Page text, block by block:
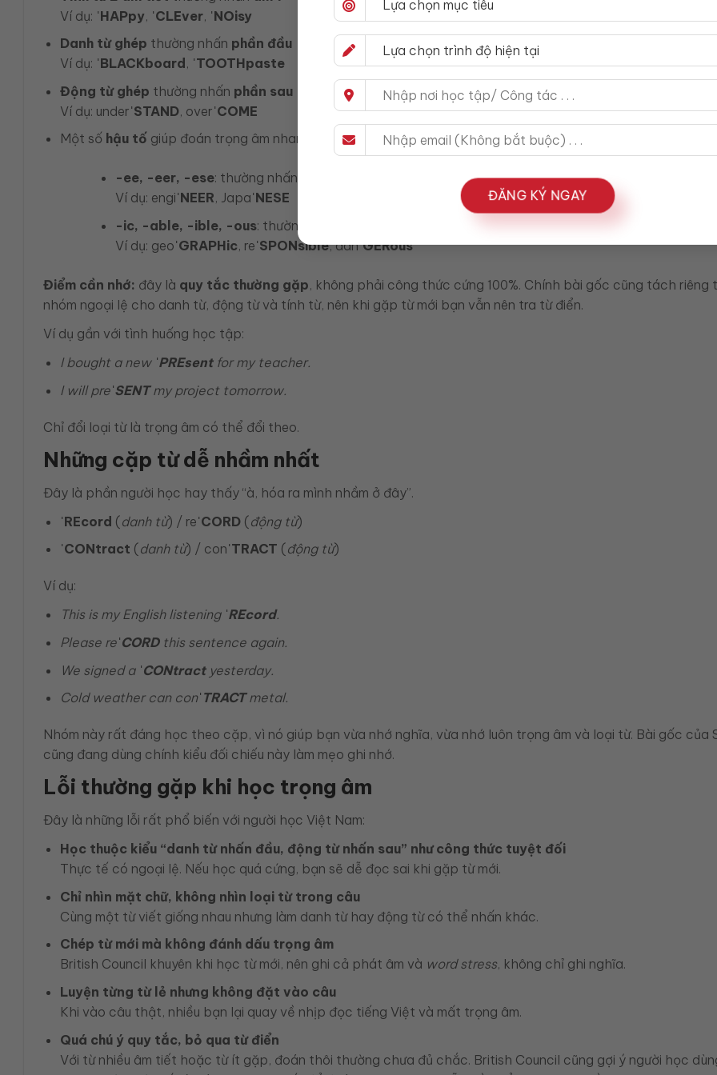
ĐĂNG KÝ NGAY
Ví dụ: ˈHAPpy, ˈCLEver, ˈNOisy
Danh từ ghép thường nhấn phần đầu
Ví dụ: ˈBLACKboard , ˈTOOTHpaste
Động từ ghép thường nhấn phần sau
Ví dụ: underˈSTAND, overˈCOME
Một số hậu tố giúp đoán trọng âm nhanh:
-ee, -eer, -ese: thường nhấn ngay ở phần hậu tố
Ví dụ: engiˈNEER, JapaˈNESE
-ic, -able, -ible, -ous: thường nhấn
Ví dụ: geoˈGRAPHic, reˈSPONsible, danˈGERous
Điểm cần nhớ: đây là quy tắc thường gặp, không phải công thức cứng 100%. Chính bài gốc cũng tách riêng
nhóm ngoại lệ cho danh từ, động từ và tính từ, nên khi gặp từ mới bạn vẫn nên tra từ điển.
Ví dụ gần với tình huống học tập:
I bought a new ˈPREsentfor my teacher.
I will preˈSENTmy project tomorrow.
Chỉ đổi loại từ là trọng âm có thể đổi theo.
Những cặp từ dễ nhầm nhất
Đây là phần người học hay thấy “à, hóa ra mình nhầm ở đây”.
ˈREcord (danh từ) / reˈCORD(động từ)
ˈCONtract (danh từ) / conˈTRACT (động từ)
Ví dụ:
This is my English listening ˈREcord.
Please reˈCORDthis sentence again.
We signed a ˈCONtractyesterday.
Cold weather can conˈTRACTmetal.
Nhóm này rất đáng học theo cặp, vì nó giúp bạn vừa nhớ nghĩa, vừa nhớ luôn trọng âm và loại từ. Bài gốc của
cũng đang dùng chính kiểu đối chiếu này làm mẹo ghi nhớ.
Lỗi thường gặp khi học trọng âm
Đây là những lỗi rất phổ biến với người học Việt Nam:
Học thuộc kiểu “danh từ nhấn đầu, động từ nhấn sau” như công thức tuyệt đối
Thực tế có ngoại lệ. Nếu học quá cứng, bạn sẽ dễ đọc sai khi gặp từ mới.
Chỉ nhìn mặt chữ, không nhìn loại từ trong câu
Cùng một từ viết giống nhau nhưng làm danh từ hay động từ có thể nhấn khác.
Chép từ mới mà không đánh dấu trọng âm
British Council khuyên khi học từ mới, nên ghi cả phát âm và word stress, không chỉ ghi nghĩa.
Luyện từng từ lẻ nhưng không đặt vào câu
Khi vào câu thật, nhiều bạn lại quay về nhịp đọc tiếng Việt và mất trọng âm.
Quá chú ý quy tắc, bỏ qua từ điển
Với từ nhiều âm tiết hoặc từ ít gặp, đoán thôi thường chưa đủ chắc. British Council cũng gợi ý người học